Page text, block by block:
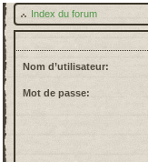
Index du forum
Nom d’utilisateur:
Mot de passe: